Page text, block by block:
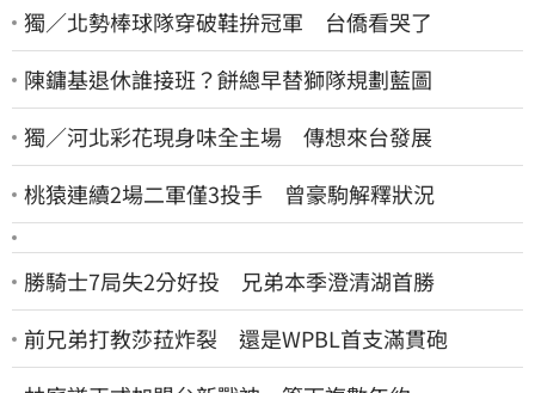
獨／北勢棒球隊穿破鞋拚冠軍 台僑看哭了
陳鏞基退休誰接班？餅總早替獅隊規劃藍圖
獨／河北彩花現身味全主場 傳想來台發展
桃猿連續2場二軍僅3投手 曾豪駒解釋狀況
勝騎士7局失2分好投 兄弟本季澄清湖首勝
前兄弟打教莎菈炸裂 還是WPBL首支滿貫砲